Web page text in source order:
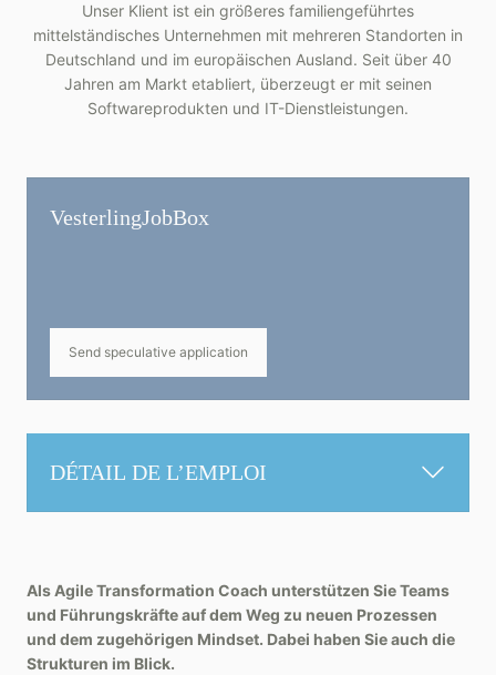
Unser Klient ist ein größeres familiengeführtes
mittelständisches Unternehmen mit mehreren Standorten in
Deutschland und im europäischen Ausland. Seit über 40
Jahren am Markt etabliert, überzeugt er mit seinen
Softwareprodukten und IT-Dienstleistungen.
Vesterling­JobBox
Send speculative application
DÉTAIL DE L’EMPLOI
Als Agile Transformation Coach unterstützen Sie Teams
und Führungskräfte auf dem Weg zu neuen Prozessen
und dem zugehörigen Mindset. Dabei haben Sie auch die
Strukturen im Blick.